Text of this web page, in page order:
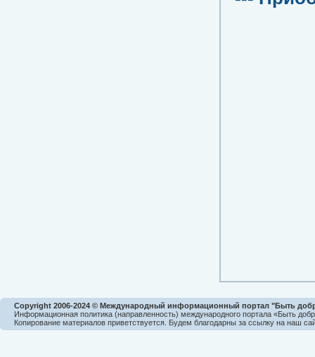
Copyright 2006-2024 © Международный информационный портал "Быть
Информационная политика (направленность) международного портала «Быть
Копирование материалов приветствуется. Будем благодарны за ссылку на наш